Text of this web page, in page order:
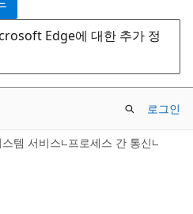
Edge에 대한 추가 정
로그인
템 서비스 프로세스 간 통신